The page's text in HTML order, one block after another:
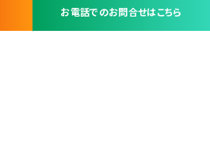
お電話でのお問合せはこちら